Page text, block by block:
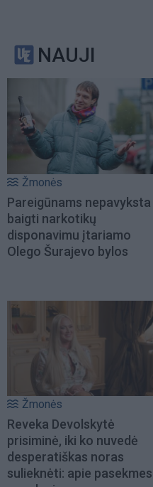
NAUJI
Žmonės
Pareigūnams nepavyksta
baigti narkotikų
disponavimu įtariamo
Olego Šurajevo bylos
Žmonės
Reveka Devolskytė
prisiminė, iki ko nuvedė
desperatiškas noras
sulieknėti: apie pasekmes